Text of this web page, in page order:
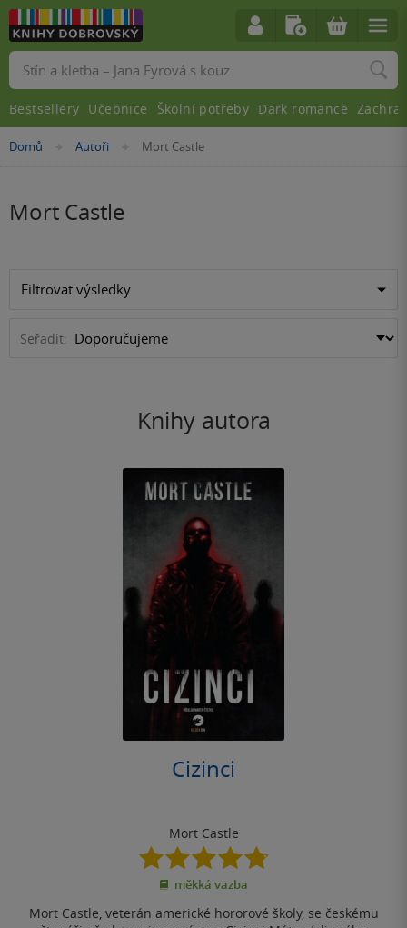
Nacházíte
Domů »Autoři »
Mort Castle
Mort Castle
Filtrovat výsledky
Seřadit:
Knihy autora
Cizinci
Mort Castle
4.8
z
5
měkká vazba
Mort Castle, veterán americké hororové školy, se českému
Vyhledávání
Bestsellery Učebnice Školní potřeby Dark romance